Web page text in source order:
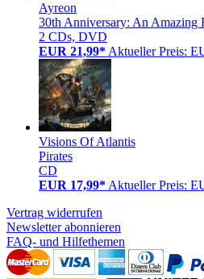
Ayreon
30th Anniversary: An Amazing
2 CDs, DVD
EUR 21,99*Aktueller Preis:
Visions Of Atlantis
Pirates
CD
EUR 17,99*Aktueller Preis:
Vertrag widerrufen
Newsletter abonnieren
FAQ- und Hilfethemen